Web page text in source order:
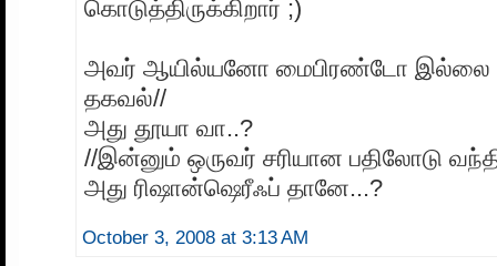
கொடுத்திருக்கிறார் ;)
அவர் ஆயில்யனோ மைபிரண்டோ இல்லை
தகவல்//
அது தூயா வா..?
//இன்னும் ஒருவர் சரியான பதிலோடு
அது ரிஷான்ஷெரீஃப் தானே...?
October 3, 2008 at 3:13 AM